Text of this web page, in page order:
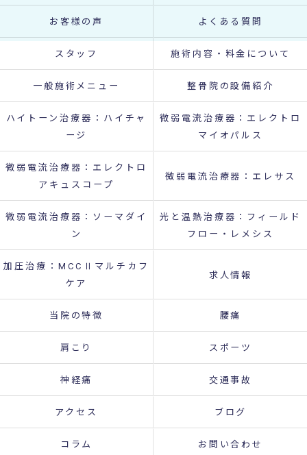
お客様の声 よくある質問
スタッフ 施術内容・料金について
一般施術メニュー 整骨院の設備紹介
ハイトーン治療器：ハイチャ
ージ
微弱電流治療器：エレクトロ
マイオパルス
微弱電流治療器：エレクトロ
アキュスコープ
微弱電流治療器：エレサス
微弱電流治療器：ソーマダイ
ン
光と温熱治療器：フィールド
フロー・レメシス
加圧治療：MCCⅡマルチカフ
ケア
求人情報
当院の特徴 腰痛
肩こり スポーツ
神経痛 交通事故
アクセス ブログ
コラム お問い合わせ